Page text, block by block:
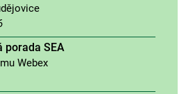
porada SEA
Webex